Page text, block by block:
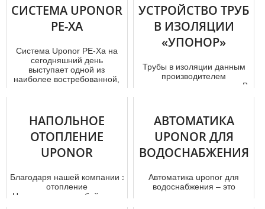
СИСТЕМА UPONOR
PE-XA
Система Uponor PE-Xa на
сегодняшний день
выступает одной из
наиболее востребованной,
УСТРОЙСТВО ТРУБ
В ИЗОЛЯЦИИ
«УПОНОР»
Трубы в изоляции данным
производителем
выпускаются из пластика. В
НАПОЛЬНОЕ
ОТОПЛЕНИЕ
UPONOR
Благодаря нашей компании заказать напольное
отoпление
Uponor сможет любой человек.
АВТОМАТИКА
UPONOR ДЛЯ
ВОДОСНАБЖЕНИЯ
Автоматика uponor для
вoдoснaбжения – это